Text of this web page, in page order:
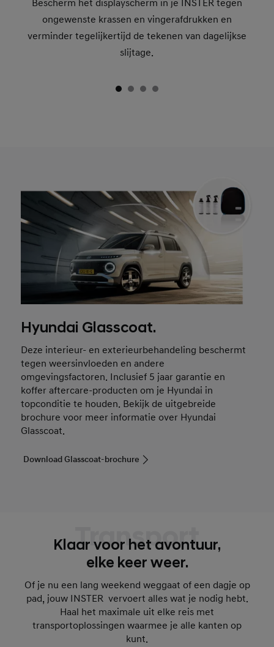
Bescherm het displayscherm in je INSTER tegen
ongewenste krassen en vingerafdrukken en
verminder tegelijkertijd de tekenen van dagelijkse
slijtage.
Hyundai Glasscoat.
Deze interieur- en exterieurbehandeling beschermt
tegen weersinvloeden en andere
omgevingsfactoren. Inclusief 5 jaar garantie en
koffer aftercare-producten om je Hyundai in
topconditie te houden. Bekijk de uitgebreide
brochure voor meer informatie over Hyundai
Glasscoat.
Download Glasscoat-brochure
Transport
Klaar voor het avontuur,
elke keer weer.
Of je nu een lang weekend weggaat of een dagje op
pad, jouw INSTER vervoert alles wat je nodig hebt.
Haal het maximale uit elke reis met
transportoplossingen waarmee je alle kanten op
kunt.